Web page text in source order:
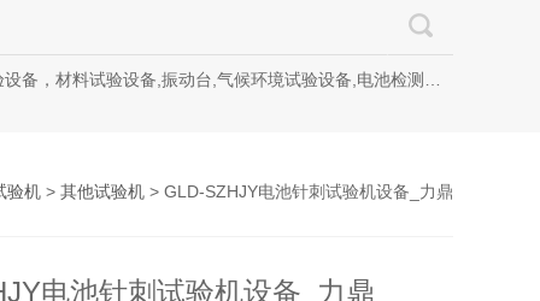
备，材料试验设备,振动台,气候环境试验设备,电池检测设备,
验机 > 其他试验机 > GLD-SZHJY电池针刺试验机设备_力鼎
电池针刺试验机设备_力鼎